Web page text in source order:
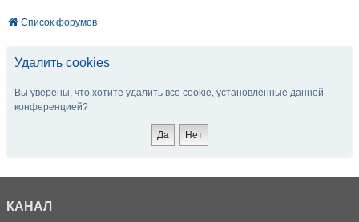
Список форумов
Удалить cookies
Вы уверены, что хотите удалить все cookie, установленные данной
конференцией?
КАНАЛ